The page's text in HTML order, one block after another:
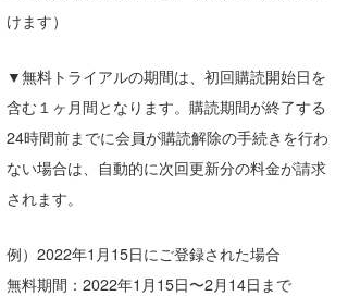
けます）
▼無料トライアルの期間は、初回購読開始日を
含む１ヶ月間となります。購読期間が終了する
24時間前までに会員が購読解除の手続きを行わ
ない場合は、自動的に次回更新分の料金が請求
されます。
例）2022年1月15日にご登録された場合
無料期間：2022年1月15日〜2月14日まで